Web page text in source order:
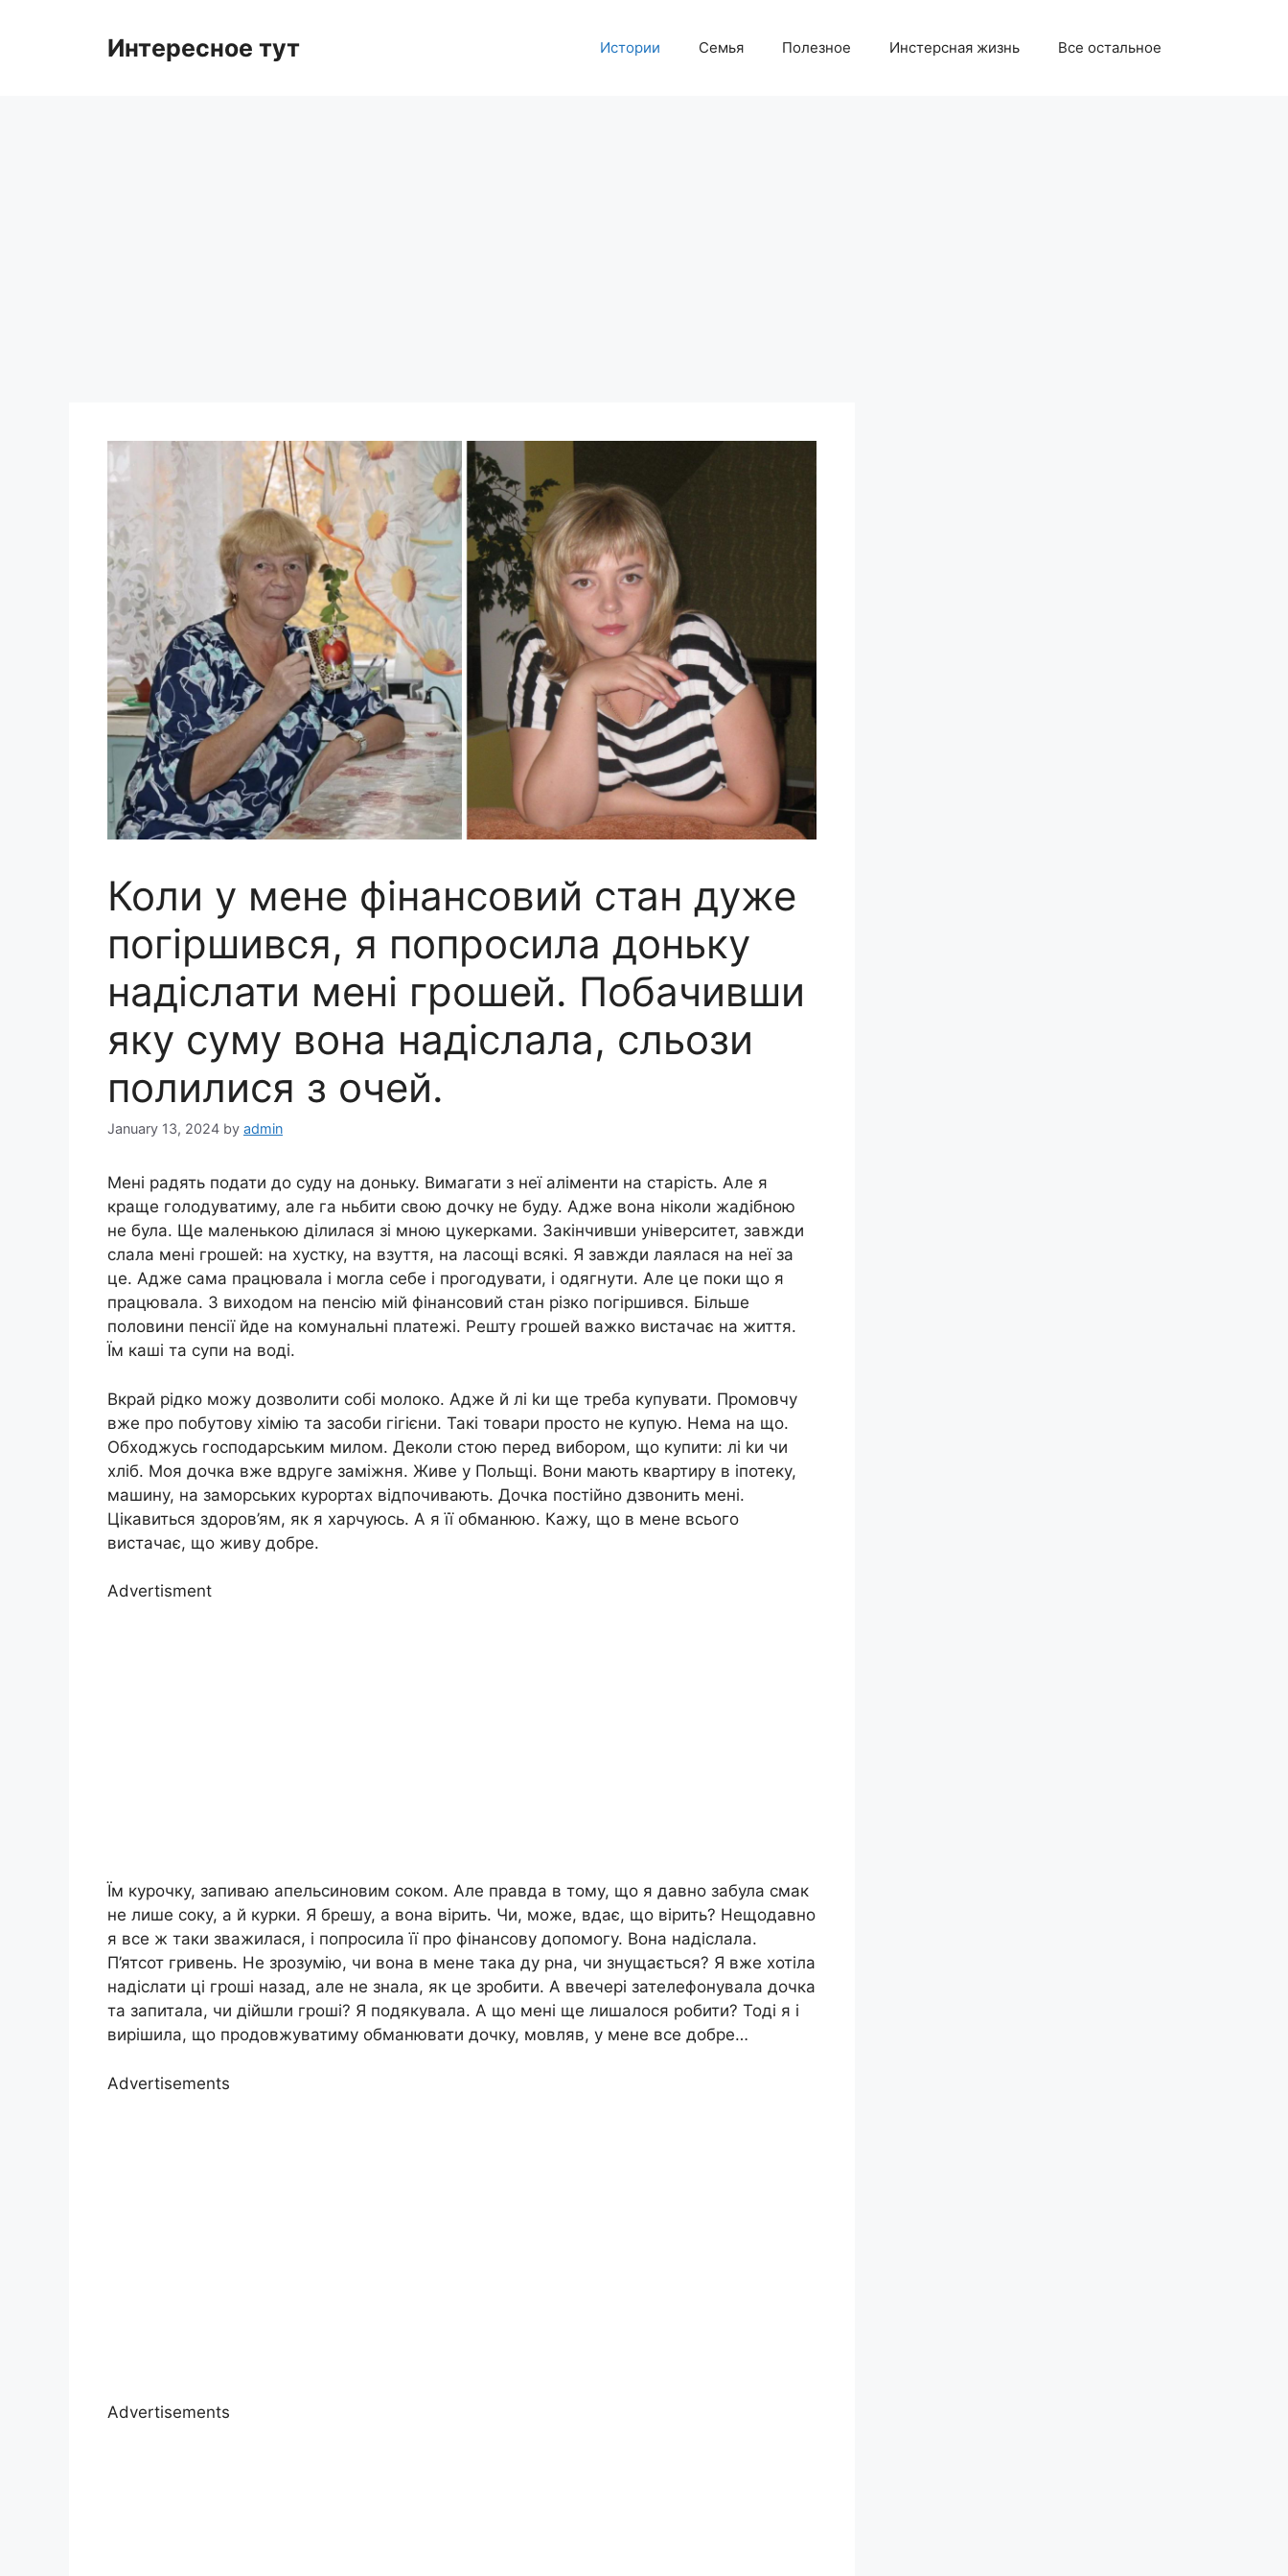
Интересное тут Истории Семья Полезное Инстерсная жизнь Все остальное
Коли у мене фінансовий стан дуже
погіршився, я попросила доньку
надіслати мені грошей. Побачивши
яку суму вона надіслала, сльози
полилися з очей.
January 13, 2024 by admin
Мені радять подати до суду на доньку. Вимагати з неї аліменти на старість. Але я
краще голодуватиму, але га ньбити свою дочку не буду. Адже вона ніколи жадібною
не була. Ще маленькою ділилася зі мною цукерками. Закінчивши університет, завжди
слала мені грошей: на хустку, на взуття, на ласощі всякі. Я завжди лаялася на неї за
це. Адже сама працювала і могла себе і прогодувати, і одягнути. Але це поки що я
працювала. З виходом на пенсію мій фінансовий стан різко погіршився. Більше
половини пенсії йде на комунальні платежі. Решту грошей важко вистачає на життя.
Їм каші та супи на воді.
Вкрай рідко можу дозволити собі молоко. Адже й лі kи ще треба купувати. Промовчу
вже про побутову хімію та засоби гігієни. Такі товари просто не купую. Нема на що.
Обходжусь господарським милом. Деколи стою перед вибором, що купити: лі kи чи
хліб. Моя дочка вже вдруге заміжня. Живе у Польщі. Вони мають квартиру в іпотеку,
машину, на заморських курортах відпочивають. Дочка постійно дзвонить мені.
Цікавиться здоров’ям, як я харчуюсь. А я її обманюю. Кажу, що в мене всього
вистачає, що живу добре.
Advertisment
Їм курочку, запиваю апельсиновим соком. Але правда в тому, що я давно забула смак
не лише соку, а й курки. Я брешу, а вона вірить. Чи, може, вдає, що вірить? Нещодавно
я все ж таки зважилася, і попросила її про фінансову допомогу. Вона надіслала.
П’ятсот гривень. Не зрозумію, чи вона в мене така ду рна, чи знущається? Я вже хотіла
надіслати ці гроші назад, але не знала, як це зробити. А ввечері зателефонувала дочка
та запитала, чи дійшли гроші? Я подякувала. А що мені ще лишалося робити? Тоді я і
вирішила, що продовжуватиму обманювати дочку, мовляв, у мене все добре…
Advertisements
Advertisements